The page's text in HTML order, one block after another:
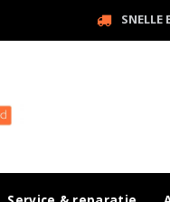
SNELLE